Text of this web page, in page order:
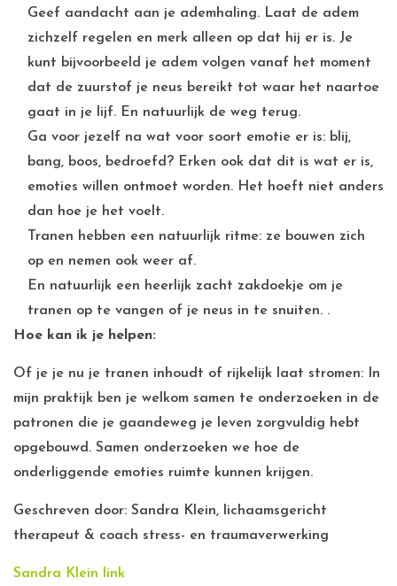
Geef aandacht aan je ademhaling. Laat de adem
zichzelf regelen en merk alleen op dat hij er is. Je
kunt bijvoorbeeld je adem volgen vanaf het moment
dat de zuurstof je neus bereikt tot waar het naartoe
gaat in je lijf. En natuurlijk de weg terug.
Ga voor jezelf na wat voor soort emotie er is: blij,
bang, boos, bedroefd? Erken ook dat dit is wat er is,
emoties willen ontmoet worden. Het hoeft niet anders
dan hoe je het voelt.
Tranen hebben een natuurlijk ritme: ze bouwen zich
op en nemen ook weer af.
En natuurlijk een heerlijk zacht zakdoekje om je
tranen op te vangen of je neus in te snuiten. .
Hoe kan ik je helpen:
Of je je nu je tranen inhoudt of rijkelijk laat stromen: In
mijn praktijk ben je welkom samen te onderzoeken in de
patronen die je gaandeweg je leven zorgvuldig hebt
opgebouwd. Samen onderzoeken we hoe de
onderliggende emoties ruimte kunnen krijgen.
Geschreven door: Sandra Klein, lichaamsgericht
therapeut & coach stress- en traumaverwerking
Sandra Klein link